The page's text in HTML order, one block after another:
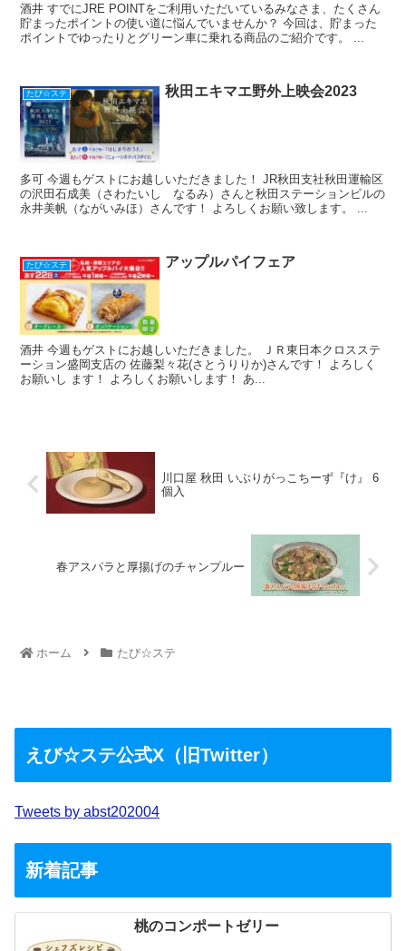
酒井 すでにJRE POINTをご利用いただいているみなさま、たくさん
貯まったポイントの使い道に悩んでいませんか？ 今回は、貯まった
ポイントでゆったりとグリーン車に乗れる商品のご紹介です。 ...
たび☆ステ 秋田エキマエ野外上映会2023
多可 今週もゲストにお越しいただきました！ JR秋田支社秋田運輸区
の沢田石成美（さわたいし なるみ）さんと秋田ステーションビルの
永井美帆（ながいみほ）さんです！ よろしくお願い致します。 ...
たび☆ステ アップルパイフェア
酒井 今週もゲストにお越しいただきました。 ＪＲ東日本クロスステ
ーション盛岡支店の 佐藤梨々花(さとうりりか)さんです！ よろしく
お願いし ます！ よろしくお願いします！ あ...
川口屋 秋田 いぶりがっこちーず『け』 6
個入
春アスパラと厚揚げのチャンプルー
ホーム たび☆ステ
えび☆ステ公式X（旧Twitter）
Tweets by abst202004
新着記事
桃のコンポートゼリー